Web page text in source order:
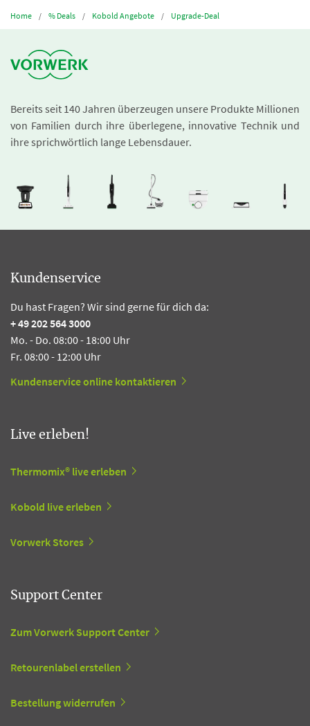
Home % Deals Kobold Angebote Upgrade-Deal
Bereits seit 140 Jahren überzeugen unsere Produkte Millionen
von Familien durch ihre überlegene, innovative Technik und
ihre sprichwörtlich lange Lebensdauer.
Kundenservice
Du hast Fragen? Wir sind gerne für dich da:
+ 49 202 564 3000
Mo. - Do. 08:00 - 18:00 Uhr
Fr. 08:00 - 12:00 Uhr
Kundenservice online kontaktieren
Live erleben!
Thermomix® live erleben
Kobold live erleben
Vorwerk Stores
Support Center
Zum Vorwerk Support Center
Retourenlabel erstellen
Bestellung widerrufen